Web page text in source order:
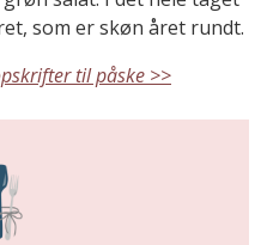
som er skøn året rundt.
til påske >>